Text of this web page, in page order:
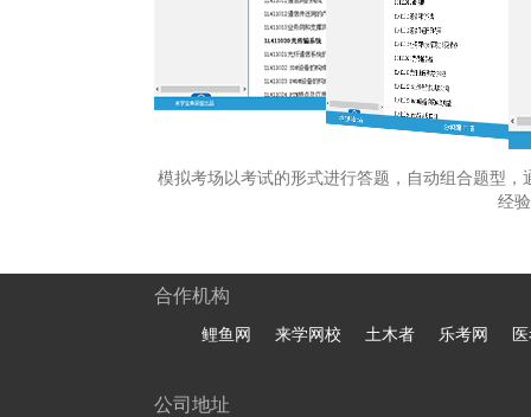
模拟考场以考试的形式进行答题，自动组合题型
经
合作机构
鲤鱼网 来学网校 土木者 乐考网
公司地址